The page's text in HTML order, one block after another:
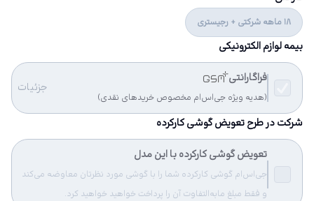
18 ماهه شرکتی + رجیستری
بیمه لوازم الکترونیکی
فراگارانتی
(هدیه ویژه جی‌اس‌ام مخصوص خریدهای نقدی)
جزئیات
شرکت در طرح تعویض گوشی کارکرده
تعویض گوشی کارکرده با این مدل
جی‌اس‌ام گوشی کارکرده شما را با گوشی مورد نظرتان معاوضه می‌کند
و فقط مبلغ مابه‌التفاوت آن را پرداخت خواهید خواهید کرد.